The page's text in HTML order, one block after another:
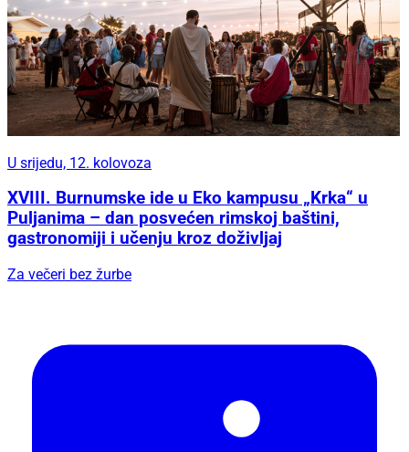
U srijedu, 12. kolovoza
XVIII. Burnumske ide u Eko kampusu „Krka“ u
Puljanima – dan posvećen rimskoj baštini,
gastronomiji i učenju kroz doživljaj
Za večeri bez žurbe